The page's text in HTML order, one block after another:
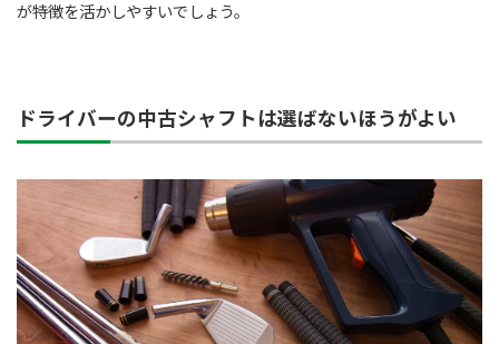
が特徴を活かしやすいでしょう。
ドライバーの中古シャフトは選ばないほうがよい